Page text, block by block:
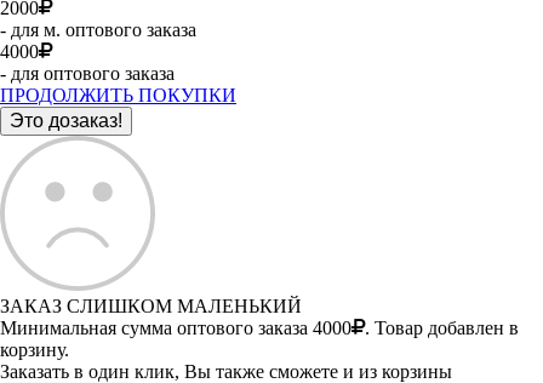
2000
- для м. оптового заказа
4000
- для оптового заказа
ПРОДОЛЖИТЬ ПОКУПКИ
ЗАКАЗ СЛИШКОМ МАЛЕНЬКИЙ
Минимальная сумма оптового заказа 4000
. Товар добавлен в
корзину.
Заказать в один клик, Вы также сможете и из корзины